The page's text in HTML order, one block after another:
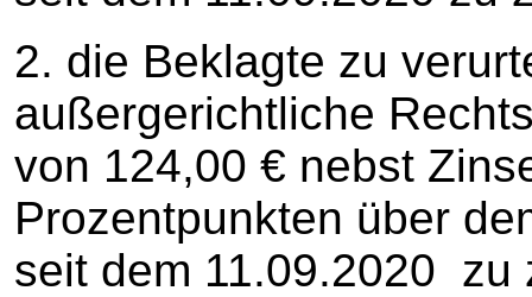
2. die Beklagte zu
außergerichtliche
von 124,00 € nebst
Prozentpunkten über
seit dem 11.09.2020 zu